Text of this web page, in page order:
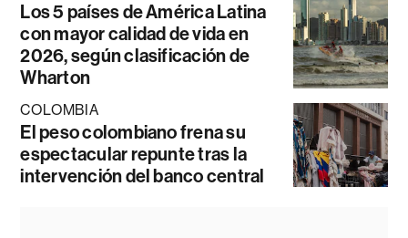
Los 5 países de América Latina
con mayor calidad de vida en
2026, según clasificación de
Wharton
COLOMBIA
El peso colombiano frena su
espectacular repunte tras la
intervención del banco central